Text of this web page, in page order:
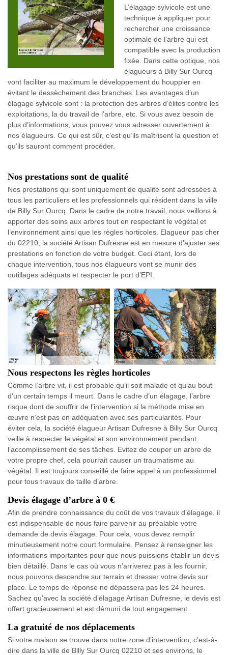
L’élagage sylvicole est une
technique à appliquer pour
rechercher une croissance
optimale de l’arbre qui est
compatible avec la production
fixée. Dans cette optique, nos
élagueurs à Billy Sur Ourcq
vont faciliter au maximum le développement du houppier en
évitant le dessèchement des branches. Les avantages d’un
élagage sylvicole sont : la protection des arbres d’élites contre les
exploitations, la du travail de l’arbre, etc. Si vous avez besoin de
plus d’informations, vous pouvez vous adresser ouvertement à
nos élagueurs. Ce qui est sûr, c’est qu’ils maîtrisent la question et
qu’ils sauront comment procéder.
Nos prestations sont de qualité
Nos prestations qui sont uniquement de qualité sont adressées à
tous les particuliers et les professionnels qui résident dans la ville
de Billy Sur Ourcq. Dans le cadre de notre travail, nous veillons à
apporter des soins aux arbres tout en respectant le végétal et
l’environnement ainsi que les règles horticoles. Elagueur pas cher
du 02210, la société Artisan Dufresne est en mesure d’ajuster ses
prestations en fonction de votre budget. Ceci étant, lors de
chaque intervention, tous nos élagueurs vont se munir des
outillages adéquats et respecter le port d’EPI.
Nous respectons les règles horticoles
Comme l’arbre vit, il est probable qu’il soit malade et qu’au bout
d’un certain temps il meurt. Dans le cadre d’un élagage, l’arbre
risque dont de souffrir de l’intervention si la méthode mise en
œuvre n’est pas en adéquation avec ses particularités. Pour
éviter cela, la société élagueur Artisan Dufresne à Billy Sur Ourcq
veille à respecter le végétal et son environnement pendant
l’accomplissement de ses tâches. Evitez de couper un arbre de
votre propre chef, cela pourrait causer un traumatisme au
végétal. Il est toujours conseillé de faire appel à un professionnel
pour tous travaux de taille d’arbre.
Devis élagage d’arbre à 0 €
Afin de prendre connaissance du coût de vos travaux d’élagage, il
est indispensable de nous faire parvenir au préalable votre
demande de devis élagage. Pour cela, vous devez remplir
minutieusement notre court formulaire. Pensez à renseigner les
informations importantes pour que nous puissions établir un devis
bien détaillé. Dans le cas où vous n’arriverez pas à les fournir,
nous pouvons descendre sur terrain et dresser votre devis sur
place. Le temps de réponse ne dépassera pas les 24 heures.
Sachez qu’avec la société d’élagage Artisan Dufresne, le devis est
offert gracieusement et est démuni de tout engagement.
La gratuité de nos déplacements
Si votre maison se trouve dans notre zone d’intervention, c’est-à-
dire dans la ville de Billy Sur Ourcq 02210 et ses environs, le